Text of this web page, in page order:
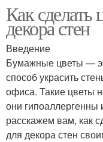
Простые цветы
Как сделать
декора стен
Введение
Бумажные цветы —
способ украсить
офиса. Такие цветы
они гипоаллергенны
расскажем вам, как
для декора стен